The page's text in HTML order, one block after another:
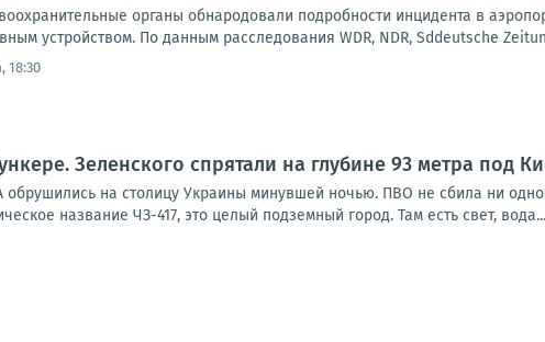
органы обнародовали подробности инцидента в
устройством. По данным расследования WDR, NDR, Sddeutsche
18:30
Зеленского спрятали на глубине 93 метра под
обрушились на столицу Украины минувшей ночью. ПВО не сбила ни
название ЧЗ-417, это целый подземный город. Там есть свет, вода...